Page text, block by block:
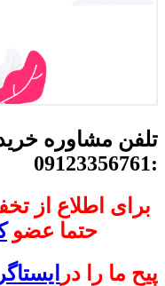
تلفن مشاوره
:09123356761
برای اطلاع از
حتما عضو
پیح ما را در